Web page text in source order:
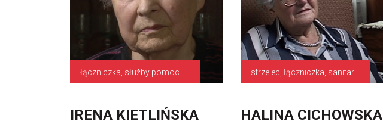
IRENA KIETLIŃSKA
HALINA CICHOWSKA